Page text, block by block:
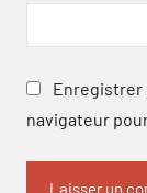
Enregistrer
navigateur